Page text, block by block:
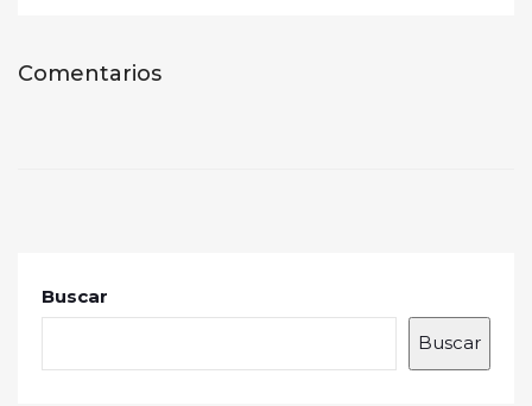
Comentarios
Buscar
Buscar